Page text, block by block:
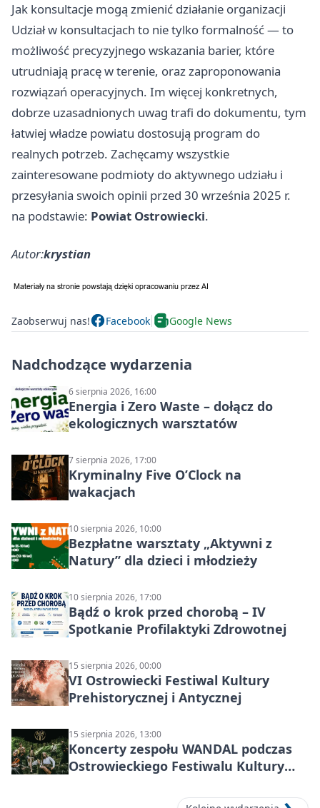
Jak konsultacje mogą zmienić działanie organizacji
Udział w konsultacjach to nie tylko formalność — to
możliwość precyzyjnego wskazania barier, które
utrudniają pracę w terenie, oraz zaproponowania
rozwiązań operacyjnych. Im więcej konkretnych,
dobrze uzasadnionych uwag trafi do dokumentu, tym
łatwiej władze powiatu dostosują program do
realnych potrzeb. Zachęcamy wszystkie
zainteresowane podmioty do aktywnego udziału i
przesyłania swoich opinii przed 30 września 2025 r.
na podstawie: Powiat Ostrowiecki.
Autor:krystian
Zaobserwuj nas! Facebook Google News
Nadchodzące wydarzenia
6 sierpnia 2026, 16:00
Energia i Zero Waste – dołącz do
ekologicznych warsztatów
7 sierpnia 2026, 17:00
Kryminalny Five O’Clock na
wakacjach
10 sierpnia 2026, 10:00
Bezpłatne warsztaty „Aktywni z
Natury” dla dzieci i młodzieży
10 sierpnia 2026, 17:00
Bądź o krok przed chorobą – IV
Spotkanie Profilaktyki Zdrowotnej
15 sierpnia 2026, 00:00
VI Ostrowiecki Festiwal Kultury
Prehistorycznej i Antycznej
15 sierpnia 2026, 13:00
Koncerty zespołu WANDAL podczas
Ostrowieckiego Festiwalu Kultury